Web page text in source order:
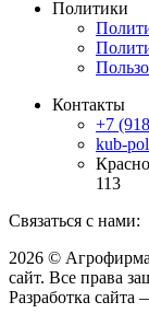
Политики
Контакты
+7
kub-
113
Связаться с нами:
2026 ©
сайт. Все права
Разработка сайта